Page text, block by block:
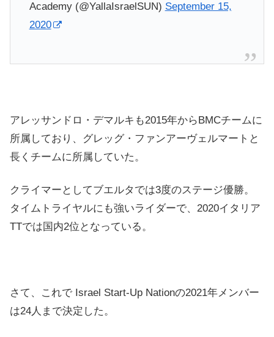
Academy (@YallaIsraelSUN) September 15,
2020
アレッサンドロ・デマルキも2015年からBMCチームに
所属しており、グレッグ・ファンアーヴェルマートと
長くチームに所属していた。
クライマーとしてブエルタでは3度のステージ優勝。
タイムトライヤルにも強いライダーで、2020イタリア
TTでは国内2位となっている。
さて、これで Israel Start-Up Nationの2021年メンバー
は24人まで決定した。